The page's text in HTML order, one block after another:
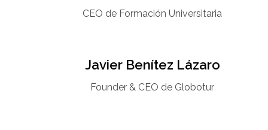
CEO de Formación Universitaria​
Javier Benítez Lázaro
Founder & CEO de Globotur​